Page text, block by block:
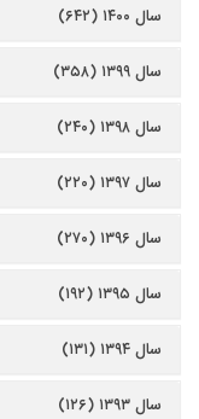
سال ۱۴۰۰ (۶۴۲)
سال ۱۳۹۹ (۳۵۸)
سال ۱۳۹۸ (۲۴۰)
سال ۱۳۹۷ (۲۲۰)
سال ۱۳۹۶ (۲۷۰)
سال ۱۳۹۵ (۱۹۲)
سال ۱۳۹۴ (۱۳۱)
سال ۱۳۹۳ (۱۲۶)